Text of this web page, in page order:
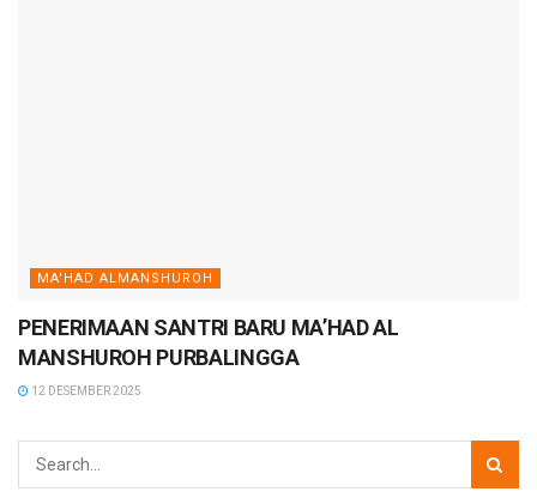
MA'HAD ALMANSHUROH
PENERIMAAN SANTRI BARU MA’HAD AL
MANSHUROH PURBALINGGA
12 DESEMBER 2025